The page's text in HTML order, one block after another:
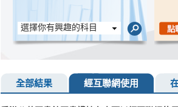
選擇你有興趣的科目
全部結果 經互聯網使用